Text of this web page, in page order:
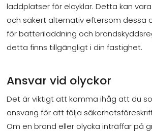
laddplatser för elcyklar. Detta kan
och säkert alternativ eftersom dessa
för batteriladdning och
detta finns tillgängligt i din fastighet.
Ansvar vid olyckor
Det är viktigt att komma ihåg att du
ansvarig för att följa
Om en brand eller olycka inträffar på